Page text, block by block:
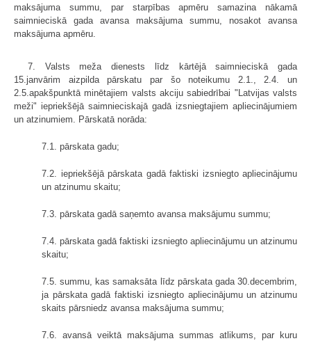
maksājuma summu, par starpības apmēru samazina nākamā
saimnieciskā gada avansa maksājuma summu, nosakot avansa
maksājuma apmēru.
7. Valsts meža dienests līdz kārtējā saimnieciskā gada
15.janvārim aizpilda pārskatu par šo noteikumu 2.1., 2.4. un
2.5.apakšpunktā minētajiem valsts akciju sabiedrībai "Latvijas valsts
meži" iepriekšējā saimnieciskajā gadā izsniegtajiem apliecinājumiem
un atzinumiem. Pārskatā norāda:
7.1. pārskata gadu;
7.2. iepriekšējā pārskata gadā faktiski izsniegto apliecinājumu
un atzinumu skaitu;
7.3. pārskata gadā saņemto avansa maksājumu summu;
7.4. pārskata gadā faktiski izsniegto apliecinājumu un atzinumu
skaitu;
7.5. summu, kas samaksāta līdz pārskata gada 30.decembrim,
ja pārskata gadā faktiski izsniegto apliecinājumu un atzinumu
skaits pārsniedz avansa maksājuma summu;
7.6. avansā veiktā maksājuma summas atlikums, par kuru